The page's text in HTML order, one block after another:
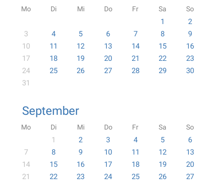
Mo Di Mi Do Fr Sa So
1
2
3
4 5 6 7 8
9
10
11 12 13 14 15
16
17
18 19 20 21 22
23
24
25 26 27 28 29
30
31
September
Mo Di Mi Do Fr Sa So
1 2 3 4 5
6
7
8 9 10 11 12
13
14
15 16 17 18 19
20
21
22 23 24 25 26
27